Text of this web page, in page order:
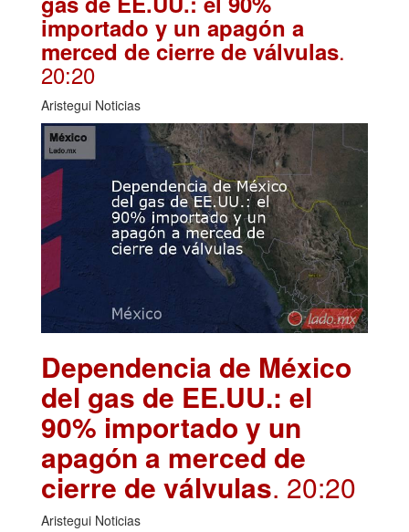
importado y un apagón a
merced de cierre de válvulas.
20:20
Aristegui Noticias
Dependencia de México
del gas de EE.UU.: el
90% importado y un
apagón a merced de
cierre de válvulas. 20:20
Aristegui Noticias